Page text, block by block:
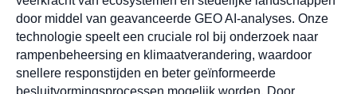
door middel van geavanceerde GEO AI-analyses. Onze
technologie speelt een cruciale rol bij onderzoek naar
rampenbeheersing en klimaatverandering, waardoor
snellere responstijden en beter geïnformeerde
besluitvormingsprocessen mogelijk worden. Door